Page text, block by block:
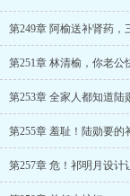
第249章 阿榆送补肾药，
第251章 林清榆，你老公
第253章 全家人都知道陆
第255章 羞耻！陆勋要的